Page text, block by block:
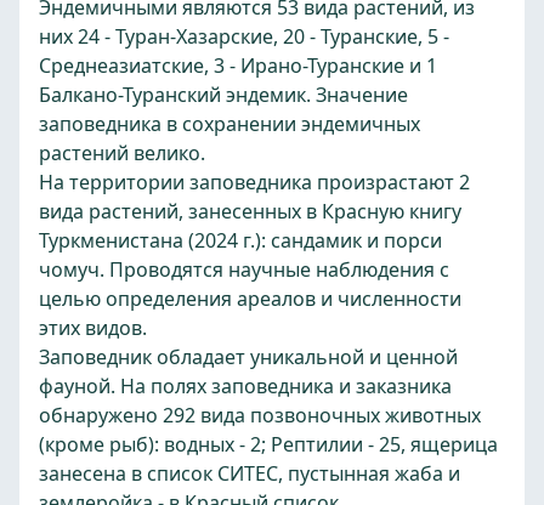
Эндемичными являются 53 вида растений, из
них 24 - Туран-Хазарские, 20 - Туранские, 5 -
Среднеазиатские, 3 - Ирано-Туранские и 1
Балкано-Туранский эндемик. Значение
заповедника в сохранении эндемичных
растений велико.
На территории заповедника произрастают 2
вида растений, занесенных в Красную книгу
Туркменистана (2024 г.): сандамик и порси
чомуч. Проводятся научные наблюдения с
целью определения ареалов и численности
этих видов.
Заповедник обладает уникальной и ценной
фауной. На полях заповедника и заказника
обнаружено 292 вида позвоночных животных
(кроме рыб): водных - 2; Рептилии - 25, ящерица
занесена в список СИТЕС, пустынная жаба и